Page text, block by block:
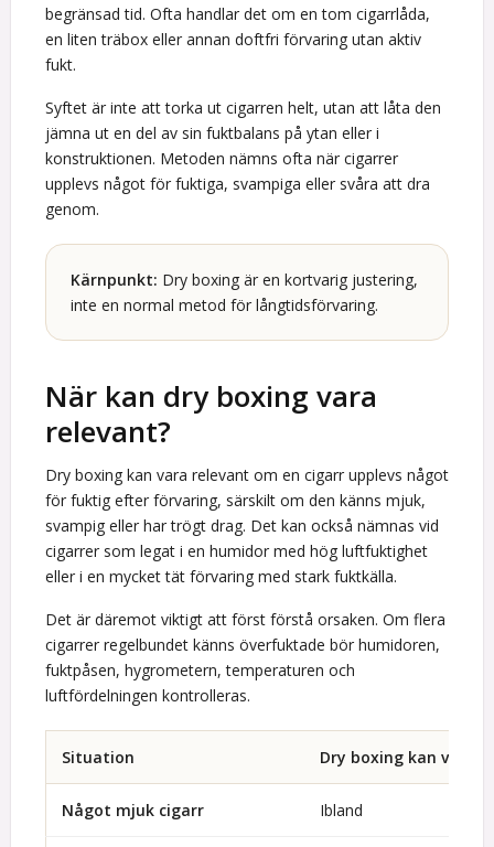
begränsad tid. Ofta handlar det om en tom cigarrlåda,
en liten träbox eller annan doftfri förvaring utan aktiv
fukt.
Syftet är inte att torka ut cigarren helt, utan att låta den
jämna ut en del av sin fuktbalans på ytan eller i
konstruktionen. Metoden nämns ofta när cigarrer
upplevs något för fuktiga, svampiga eller svåra att dra
genom.
Kärnpunkt: Dry boxing är en kortvarig justering,
inte en normal metod för långtidsförvaring.
När kan dry boxing vara
relevant?
Dry boxing kan vara relevant om en cigarr upplevs något
för fuktig efter förvaring, särskilt om den känns mjuk,
svampig eller har trögt drag. Det kan också nämnas vid
cigarrer som legat i en humidor med hög luftfuktighet
eller i en mycket tät förvaring med stark fuktkälla.
Det är däremot viktigt att först förstå orsaken. Om flera
cigarrer regelbundet känns överfuktade bör humidoren,
fuktpåsen, hygrometern, temperaturen och
luftfördelningen kontrolleras.
Situation Dry boxing kan vara
Något mjuk cigarr Ibland